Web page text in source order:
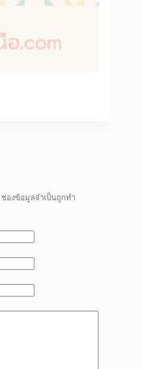
ช่องข้อมูลจำเป็นถูกทำ